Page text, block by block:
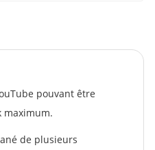
pouvant être
maximum.
de plusieurs